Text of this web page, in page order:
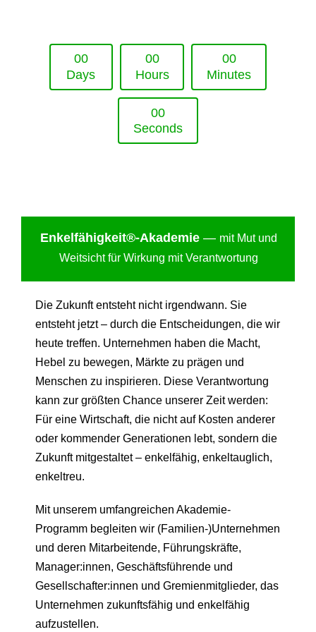
00
Days
00
Hours
00
Minutes
00
Seconds
Enkelfähigkeit®-Akademie — mit Mut und
Weitsicht für Wirkung mit Verantwortung
Die Zukunft entsteht nicht irgendwann. Sie
entsteht jetzt – durch die Entscheidungen, die wir
heute treffen. Unternehmen haben die Macht,
Hebel zu bewegen, Märkte zu prägen und
Menschen zu inspirieren. Diese Verantwortung
kann zur größten Chance unserer Zeit werden:
Für eine Wirtschaft, die nicht auf Kosten anderer
oder kommender Generationen lebt, sondern die
Zukunft mitgestaltet – enkelfähig, enkeltauglich,
enkeltreu.
Mit unserem umfangreichen Akademie-
Programm begleiten wir (Familien-)Unternehmen
und deren Mitarbeitende, Führungskräfte,
Manager:innen, Geschäftsführende und
Gesellschafter:innen und Gremienmitglieder, das
Unternehmen zukunftsfähig und enkelfähig
aufzustellen.